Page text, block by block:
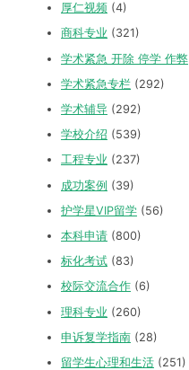
厚仁视频 (4)
商科专业 (321)
学术紧急 开除 停学 作弊
学术紧急专栏 (292)
学术辅导 (292)
学校介绍 (539)
工程专业 (237)
成功案例 (39)
护学星VIP留学 (56)
本科申请 (800)
标化考试 (83)
校际交流合作 (6)
理科专业 (260)
申诉复学指南 (28)
留学生心理和生活 (251)